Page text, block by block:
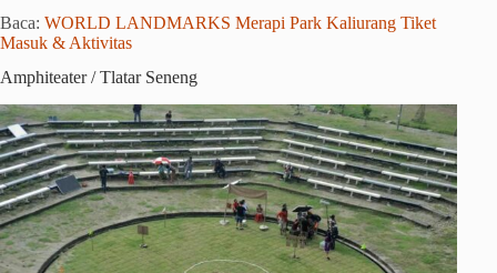
Baca: WORLD LANDMARKS Merapi Park Kaliurang Tiket
Masuk & Aktivitas
Amphiteater / Tlatar Seneng